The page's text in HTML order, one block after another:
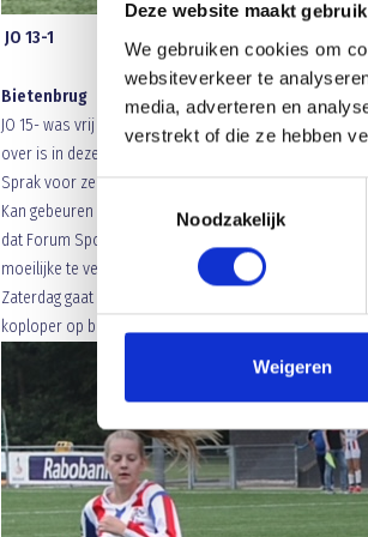
Deze website maakt
We gebruiken cookies om
websiteverkeer te
media, adverteren en
verstrekt of die ze hebben
Noodzakelijk
Weigeren
JO 13-1
Bietenbrug
JO 15- was vrij en speelt komende zaterdag thuis
over is in deze divisie 6E. JO 17-1 weet weer wat
Sprak voor ze vertrokken nog met trainer Claus: “Zal
Kan gebeuren en ach tegen Feyenoord kunnen we
dat Forum Sport met 5-2 versloeg. De meiden van JO
moeilijke te verwerken klus als ze naar Veghel
Zaterdag gaat de reis naar Nuenen dat zaterdag vrij
koploper op basis van een beter doelsaldo.